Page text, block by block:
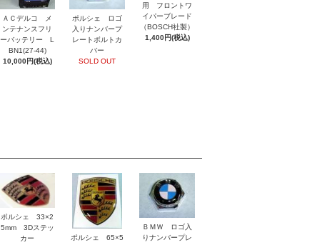
ＡＣデルコ メ
ンテナンスフリ
ーバッテリー L
BN1(27-44)
10,000円(税込)
ポルシェ ロゴ
入りナンバープ
レートボルトカ
バー
SOLD OUT
用 フロントワ
イパーブレード
（BOSCH社製）
1,400円(税込)
ポルシェ 33×2
5mm 3Dステッ
カー
ポルシェ 65×5
ＢＭＷ ロゴ入
りナンバープレ